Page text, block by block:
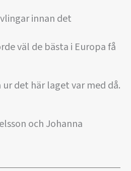
innan det
väl de bästa i Europa få
det här laget var med då.
och Johanna